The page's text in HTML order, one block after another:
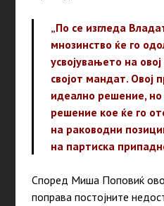
„По се изгледа
мнозинство ќе го
усвојувањето на
својот мандат. Овој
идеално решение,
решение кое ќе го
на раководни
на партиска
Според Миша Поповиќ
поправа постојните